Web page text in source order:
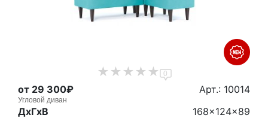
0
от 29 300₽ Арт.: 10014
Угловой диван
ДxГxВ 168x124x89